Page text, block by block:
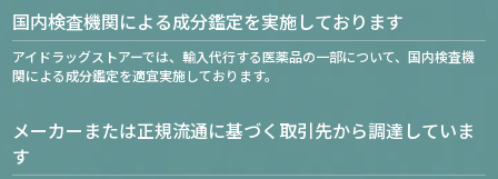
国内検査機関による成分鑑定を実施しております
アイドラッグストアーでは、輸入代行する医薬品の一部について、国内検査機
関による成分鑑定を適宜実施しております。
メーカーまたは正規流通に基づく取引先から調達していま
す